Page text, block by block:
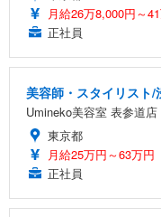
月給26万8,000円～
正社員
美容師・スタイリスト
Umineko美容室 表参道店
東京都
月給25万円～63万円
正社員